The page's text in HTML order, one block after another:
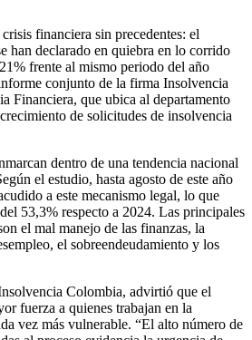
financiera sin precedentes: el
han declarado en quiebra en lo corrido
frente al mismo periodo del año
conjunto de la firma Insolvencia
Financiera, que ubica al departamento
de solicitudes de insolvencia
dentro de una tendencia nacional
el estudio, hasta agosto de este año
a este mecanismo legal, lo que
53,3% respecto a 2024. Las principales
el mal manejo de las finanzas, la
el sobreendeudamiento y los
Colombia, advirtió que el
fuerza a quienes trabajan en la
vez más vulnerable. “El alto número de